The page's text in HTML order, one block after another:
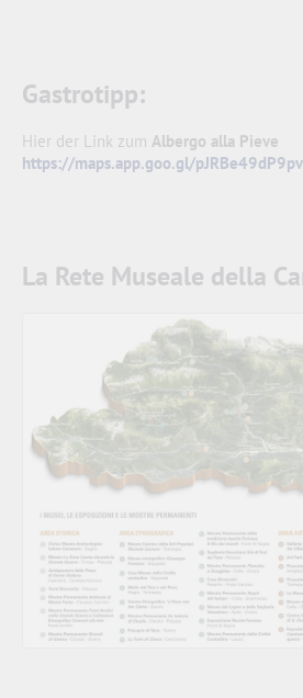
Gastrotipp:
Hier der Link zum Albergo alla Pieve
https://maps.app.goo.gl/
La Rete Museale della